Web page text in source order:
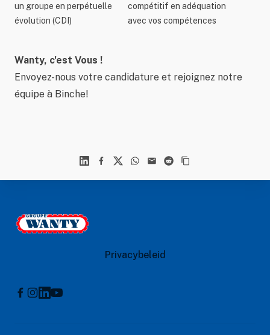
un groupe en perpétuelle
évolution (CDI)
compétitif en adéquation
avec vos compétences
Wanty, c'est Vous !
Envoyez-nous votre candidature et rejoignez notre
équipe à Binche!
LinkedinFacebook
X WhatsApp
MailReddit
Le Groupe Wanty
Privacybeleid
Instagram
Linkedin
Youtube